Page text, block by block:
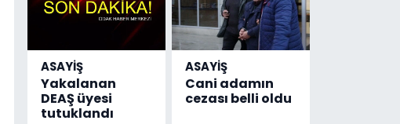
ASAYİŞ
Yakalanan
DEAŞ üyesi
tutuklandı
ASAYİŞ
Cani adamın
cezası belli oldu